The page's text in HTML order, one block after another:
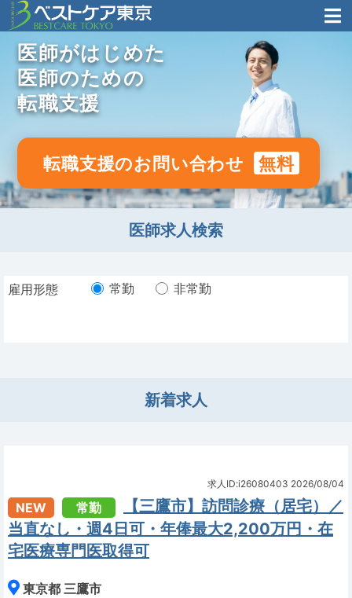
医師がはじめた
医師のための
転職支援
転職支援のお問い合わせ 無料
医師求人検索
雇用形態 常勤 非常勤
新着求人
求人ID:i26080403 2026/08/04
NEW 常勤
【三鷹市】訪問診療（居宅）／
当直なし・週4日可・年俸最大2,200万円・在
宅医療専門医取得可
東京都 三鷹市